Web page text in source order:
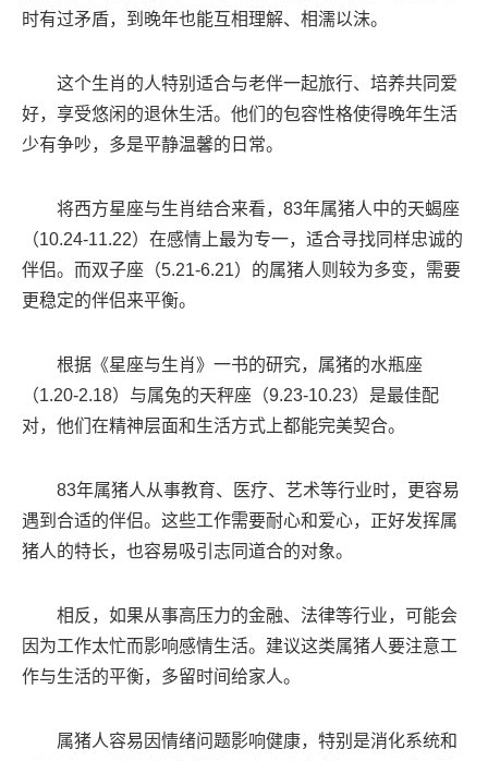
时有过矛盾，到晚年也能互相理解、相濡以沫。
这个生肖的人特别适合与老伴一起旅行、培养共同爱
好，享受悠闲的退休生活。他们的包容性格使得晚年生活
少有争吵，多是平静温馨的日常。
将西方星座与生肖结合来看，83年属猪人中的天蝎座
（10.24-11.22）在感情上最为专一，适合寻找同样忠诚的
伴侣。而双子座（5.21-6.21）的属猪人则较为多变，需要
更稳定的伴侣来平衡。
根据《星座与生肖》一书的研究，属猪的水瓶座
（1.20-2.18）与属兔的天秤座（9.23-10.23）是最佳配
对，他们在精神层面和生活方式上都能完美契合。
83年属猪人从事教育、医疗、艺术等行业时，更容易
遇到合适的伴侣。这些工作需要耐心和爱心，正好发挥属
猪人的特长，也容易吸引志同道合的对象。
相反，如果从事高压力的金融、法律等行业，可能会
因为工作太忙而影响感情生活。建议这类属猪人要注意工
作与生活的平衡，多留时间给家人。
属猪人容易因情绪问题影响健康，特别是消化系统和